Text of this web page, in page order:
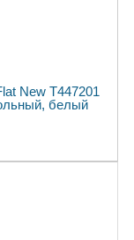
New T447201
белый